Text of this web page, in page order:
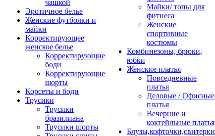
чашкой
Эротичное белье
Женские футболки и
майки
Корректирующее
женское белье
Корректирующие
боди
Корректирующие
шорты
Корсеты и боди
Трусики
Трусики
бразилиана
Трусики шорты
Майки/ топы для
фитнеса
Женские
спортивные
костюмы
Комбинезоны, брюки,
юбки
Женские платья
Повседневные
платья
Деловые / Офисные
платья
Вечерние и
коктейльные платья
Блузы,кофточки,свитерки